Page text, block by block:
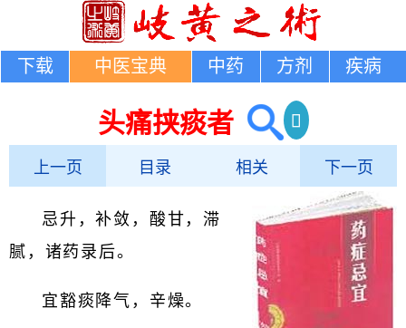
下载 中医宝典 中药 方剂 疾病
头痛挟痰者
上一页 目录 相关 下一页
忌升，补敛，酸甘，滞
腻，诸药录后。
宜豁痰降气，辛燥。